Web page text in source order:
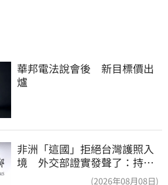
華邦電法說會後　新目標價出
爐
非洲「這國」拒絕台灣護照入
境 外交部證實發聲了：持續
(2026年08月08日)